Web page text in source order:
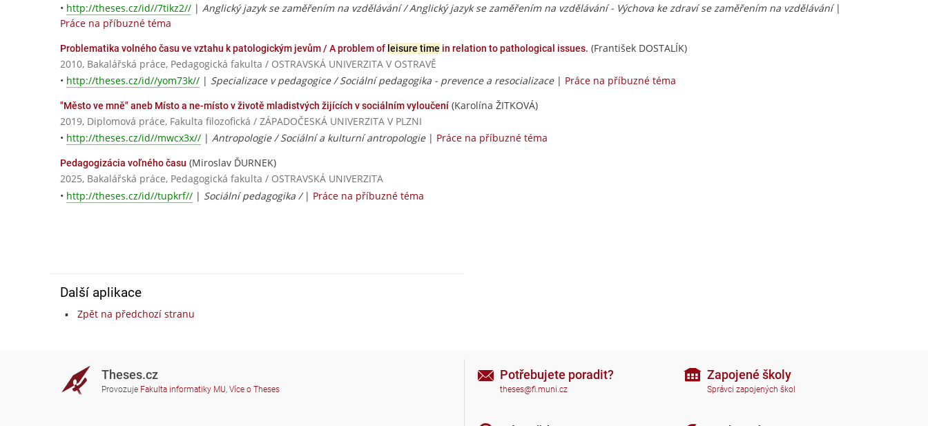
• http://theses.cz/id//7tikz2// | Anglický jazyk se zaměřením na vzdělávání / Anglický jazyk se zaměřením na vzdělávání - Výchova ke zdraví se zaměřením na vzdělávání|
Práce na příbuzné téma
Problematika volného času ve vztahu k patologickým jevům / A problem of leisure time in relation to pathological issues. (František DOSTALÍK)
2010, Bakalářská práce, Pedagogická fakulta / OSTRAVSKÁ UNIVERZITA V OSTRAVĚ
• http://theses.cz/id//yom73k// | Specializace v pedagogice / Sociální pedagogika - prevence a resocializace| Práce na příbuzné téma
"Město ve mně" aneb Místo a ne-místo v životě mladistvých žijících v sociálním vyloučení (Karolína ŽITKOVÁ)
2019, Diplomová práce, Fakulta filozofická / ZÁPADOČESKÁ UNIVERZITA V PLZNI
• http://theses.cz/id//mwcx3x// | Antropologie / Sociální a kulturní antropologie| Práce na příbuzné téma
Pedagogizácia voľného času (Miroslav ĎURNEK)
2025, Bakalářská práce, Pedagogická fakulta / OSTRAVSKÁ UNIVERZITA
• http://theses.cz/id//tupkrf// | Sociální pedagogika / | Práce na příbuzné téma
Další aplikace
Zpět na předchozí stranu
Theses.cz
Provozuje Fakulta informatiky MU, Více o Theses
Potřebujete poradit?
theses@fi.muni.cz
Zapojené školy
Správci zapojených škol